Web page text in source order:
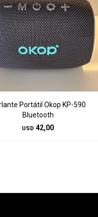
Portátil Okop KP-590
Bluetooth
USD 42,00